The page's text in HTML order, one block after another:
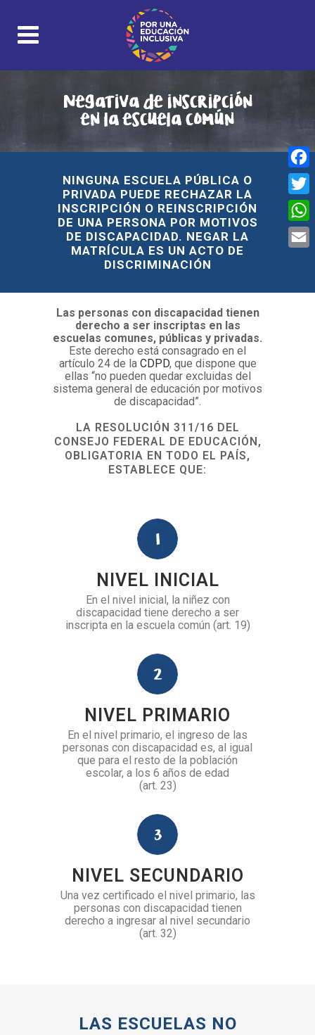
Negativa de inscripción
en la escuela común
NINGUNA ESCUELA PÚBLICA O
PRIVADA PUEDE RECHAZAR LA
INSCRIPCIÓN O REINSCRIPCIÓN
DE UNA PERSONA POR MOTIVOS
DE DISCAPACIDAD. NEGAR LA
MATRÍCULA ES UN ACTO DE
DISCRIMINACIÓN
Las personas con discapacidad tienen
derecho a ser inscriptas en las
escuelas comunes, públicas y privadas.
Este derecho está consagrado en el
artículo 24 de la CDPD, que dispone que
ellas “no pueden quedar excluidas del
sistema general de educación por motivos
de discapacidad”.
LA RESOLUCIÓN 311/16 DEL
CONSEJO FEDERAL DE EDUCACIÓN,
OBLIGATORIA EN TODO EL PAÍS,
ESTABLECE QUE:
NIVEL INICIAL
En el nivel inicial, la niñez con
discapacidad tiene derecho a ser
inscripta en la escuela común (art. 19)
NIVEL PRIMARIO
En el nivel primario, el ingreso de las
personas con discapacidad es, al igual
que para el resto de la población
escolar, a los 6 años de edad
(art. 23)
NIVEL SECUNDARIO
Una vez certificado el nivel primario, las
personas con discapacidad tienen
derecho a ingresar al nivel secundario
(art. 32)
LAS ESCUELAS NO